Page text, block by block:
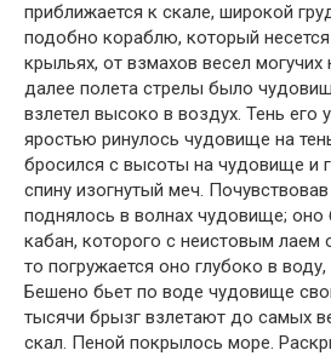
приближается к скале, широкой
подобно кораблю, который
крыльях, от взмахов весел
далее полета стрелы было
взлетел высоко в воздух. Тень его
яростью ринулось чудовище на
бросился с высоты на чудовище и
спину изогнутый меч.
поднялось в волнах чудовище; оно
кабан, которого с неистовым лаем
то погружается оно глубоко в
Бешено бьет по воде чудовище
тысячи брызг взлетают до самых
скал. Пеной покрылось море.